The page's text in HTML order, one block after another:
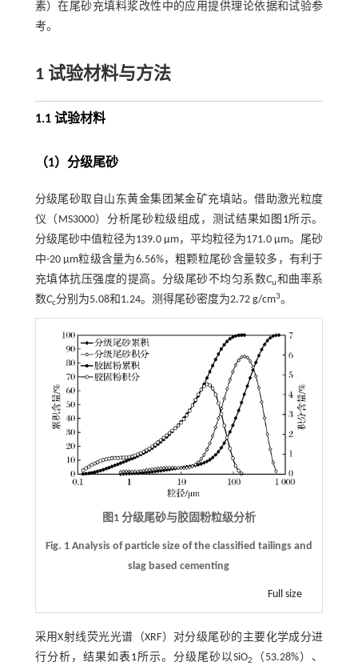
素）在尾砂充填料浆改性中的应用提供理论依据和试验参
考。
1 试验材料与方法
1.1 试验材料
（1）分级尾砂
分级尾砂取自山东黄金集团某金矿充填站。借助激光粒度
仪（MS3000）分析尾砂粒级组成，测试结果如 图1所示。
分级尾砂中值粒径为139.0 μm，平均粒径为171.0 μm。尾砂
中-20 μm粒级含量为6.56%，粗颗粒尾砂含量较多，有利于
充填体抗压强度的提高。分级尾砂不均匀系数Cu和曲率系
数Cc分别为5.08和1.24。测得尾砂密度为2.72 g/cm3。
图1 分级尾砂与胶固粉粒级分析
Fig. 1 Analysis of particle size of the classified tailings and
slag based cementing
Full size
采用X射线荧光光谱（XRF）对分级尾砂的主要化学成分进
行分析，结果如 表1所示。分级尾砂以SiO2
（53.28%）、